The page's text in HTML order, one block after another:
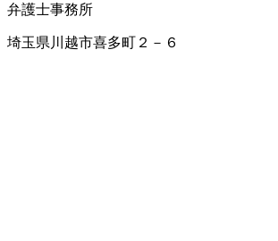
弁護士事務所
埼玉県川越市喜多町２－６